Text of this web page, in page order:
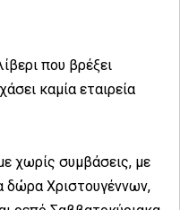
που βρέξει
καμία εταιρεία
χωρίς συμβάσεις, με
δώρα Χριστουγέννων,